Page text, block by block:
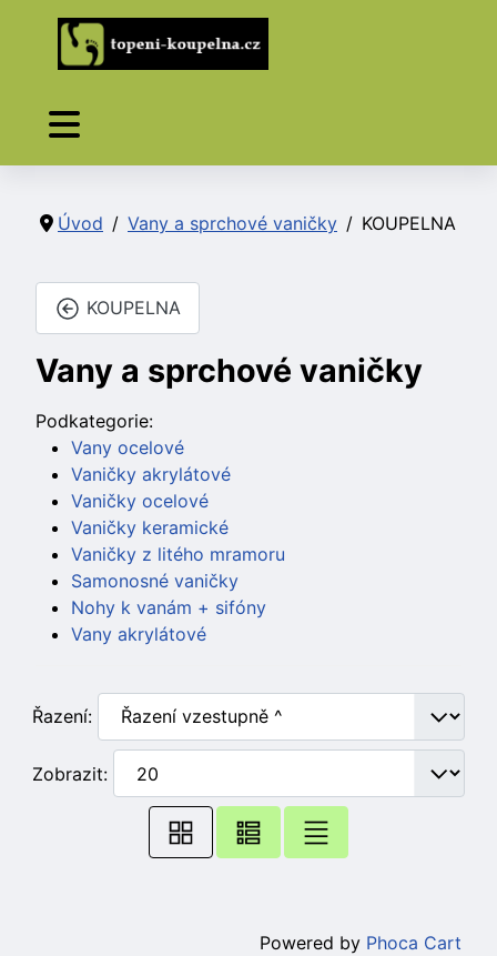
Úvod Vany a sprchové vaničky KOUPELNA
KOUPELNA
Vany a sprchové vaničky
Podkategorie:
Vany ocelové
Vaničky akrylátové
Vaničky ocelové
Vaničky keramické
Vaničky z litého mramoru
Samonosné vaničky
Nohy k vanám + sifóny
Vany akrylátové
Řazení:
Zobrazit:
Powered by Phoca Cart